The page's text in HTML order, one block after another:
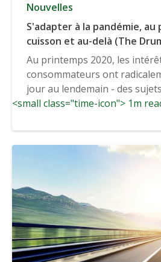
Nouvelles
S'adapter à la pandémie, au
cuisson et au-delà (The
Au printemps 2020, les
consommateurs ont
jour au lendemain - des
de santé ont connu un
<small class="time-icon"> 1m